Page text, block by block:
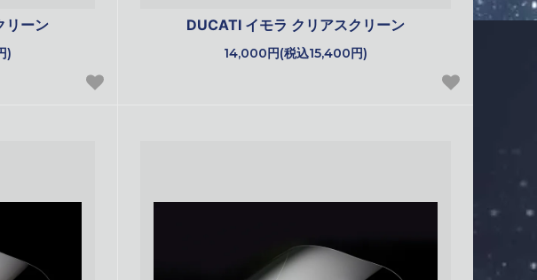
リーン
)
DUCATI イモラ クリアスクリーン
14,000円(税込15,400円)